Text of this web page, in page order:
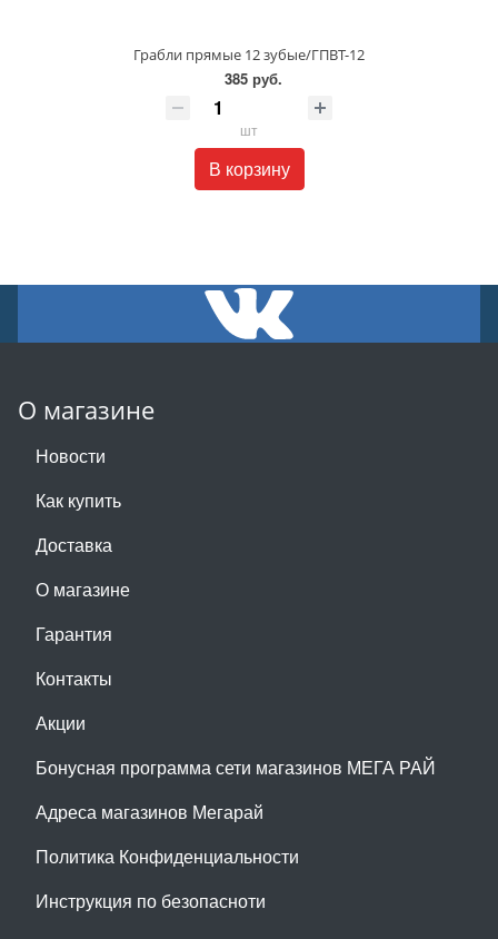
Грабли прямые 12 зубые/ГПВТ-12
385 руб.
шт
В корзину
О магазине
Новости
Как купить
Доставка
О магазине
Гарантия
Контакты
Акции
Бонусная программа сети магазинов МЕГА РАЙ
Адреса магазинов Мегарай
Политика Конфиденциальности
Инструкция по безопасноти